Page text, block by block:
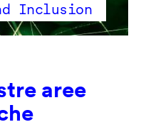
Inclusion
aree